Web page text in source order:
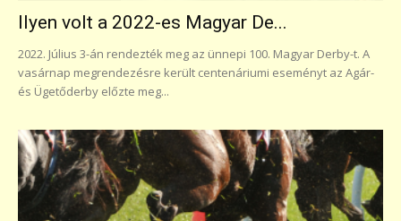
Ilyen volt a 2022-es Magyar De...
2022. Július 3-án rendezték meg az ünnepi 100. Magyar Derby-t. A
vasárnap megrendezésre került centenáriumi eseményt az Agár-
és Ügetőderby előzte meg...